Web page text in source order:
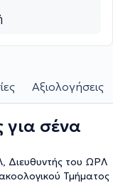
Αξιολογήσεις
για σένα
Διευθυντής του ΩΡΛ
Τμήματος